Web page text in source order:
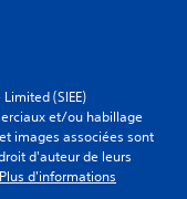
(SIEE)
et/ou habillage
images associées sont
d'auteur de leurs
Plus d'informations